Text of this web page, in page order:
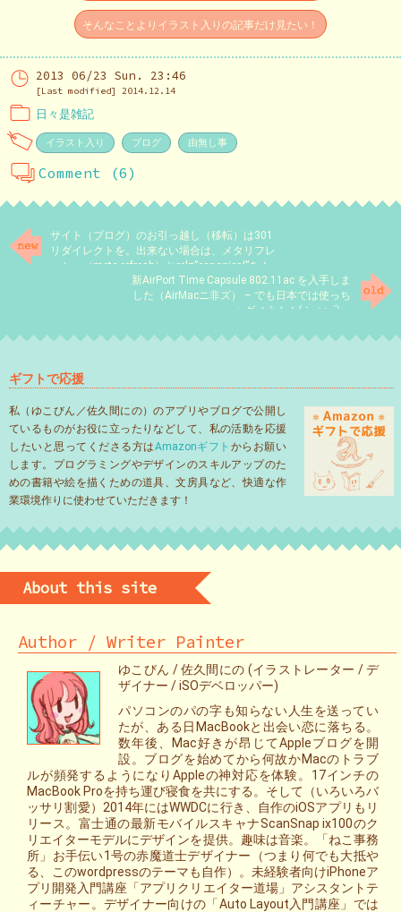
そんなことよりイラスト入りの記事だけ見たい！
2013 06/23 Sun. 23:46
[Last modified] 2014.12.14
日々是雑記
イラスト入り ブログ 由無し事
Comment (6)
サイト（ブログ）のお引っ越し（移転）は301
リダイレクトを。出来ない場合は、メタリフレ
ッシュ（meta refresh）とrel=”canonical”を！
新AirPort Time Capsule 802.11ac を入手しま
した（AirMacニ非ズ） – でも日本では使っち
ゃダメよん！(｀･ω･´)ゞ
ギフトで応援
私（ゆこびん／佐久間にの）のアプリやブログで公開し
ているものがお役に立ったりなどして、私の活動を応援
したいと思ってくださる方はAmazonギフト からお願い
します。プログラミングやデザインのスキルアップのた
めの書籍や絵を描くための道具、文房具など、快適な作
業環境作りに使わせていただきます！
About this site
Author / Writer Painter
ゆこびん / 佐久間にの (イラストレーター / デ
ザイナー / iSOデベロッパー)
パソコンのパの字も知らない人生を送ってい
たが、ある日MacBookと出会い恋に落ちる。
数年後、Mac好きが昂じてAppleブログを開
設。ブログを始めてから何故かMacのトラブ
ルが頻発するようになりAppleの神対応を体験。17インチの
MacBook Proを持ち運び寝食を共にする。そして（いろいろバ
ッサリ割愛）2014年にはWWDCに行き、自作のiOSアプリもリ
リース。富士通の最新モバイルスキャナScanSnap ix100のク
リエイターモデルにデザインを提供。趣味は音楽。「ねこ事務
所」お手伝い1号の赤魔道士デザイナー（つまり何でも大抵や
る、このwordpressのテーマも自作）。未経験者向けiPhoneア
プリ開発入門講座「アプリクリエイター道場」アシスタントテ
ィーチャー。デザイナー向けの「Auto Layout入門講座」では